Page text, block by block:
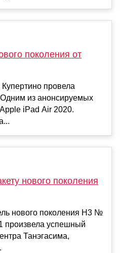
поколения от
провела
из анонсируемых
iPad Air 2020.
нового поколения
нового поколения H3 №
произвела успешный
Танэгасима,